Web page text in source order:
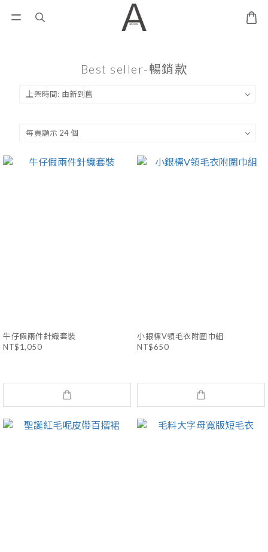
Best seller-暢銷款
牛仔假兩件針織套裝
NT$1,050
小銀標V領毛衣附圍巾組
NT$650